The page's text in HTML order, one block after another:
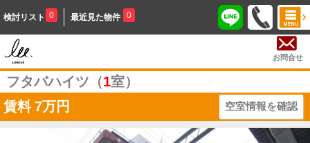
検討リスト 0 最近見た物件 0
お問合せ
フタバハイツ（1室）
賃料 7万円 空室情報を確認